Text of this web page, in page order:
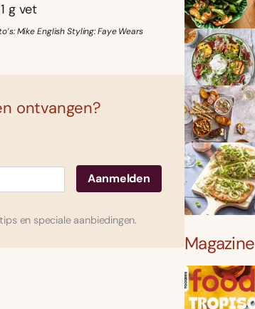
g vet
Mike English Styling: Faye Wears
ontvangen?
en speciale aanbiedingen.
Magazine